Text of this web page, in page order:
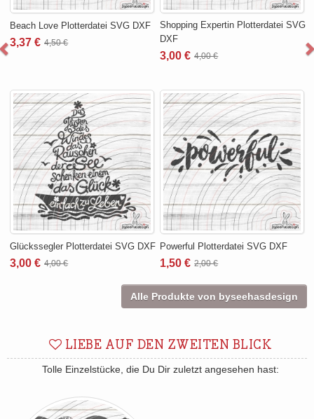
Beach Love Plotterdatei SVG DXF
3,37 € 4,50 €
Shopping Expertin Plotterdatei SVG
DXF
3,00 € 4,00 €
Glückssegler Plotterdatei SVG DXF
3,00 € 4,00 €
Powerful Plotterdatei SVG DXF
1,50 € 2,00 €
Alle Produkte von byseehasdesign
LIEBE AUF DEN ZWEITEN BLICK
Tolle Einzelstücke, die Du Dir zuletzt angesehen hast: